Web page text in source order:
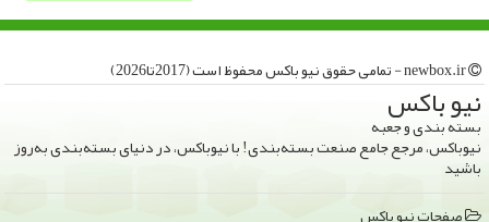
نیو باكس
بسته بندی و جعبه
نیوباکس، مرجع جامع صنعت بسته‌بندی! با نیوباکس، در دنیای بسته‌بندی به‌روز
باشید
صفحات نیو باكس